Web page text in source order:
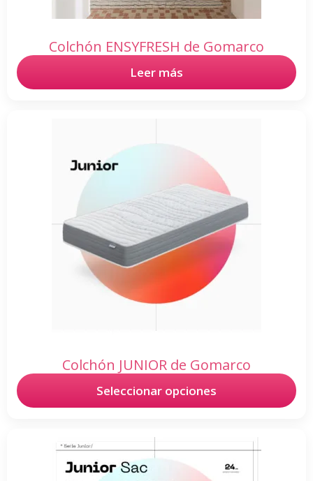
Colchón ENSYFRESH de Gomarco
Leer más
Colchón JUNIOR de Gomarco
Seleccionar opciones